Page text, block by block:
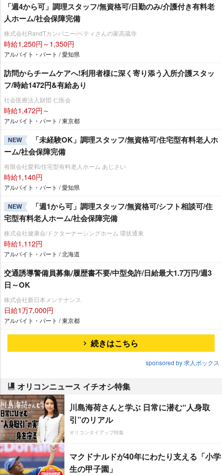
「週4から可」調理スタッフ/無資格可/日勤のみ/介護付き有料老
人ホーム/社会保障完備
株式会社RandTカンパニー/ベティさんの家高蔵寺
時給1,250円～1,350円
アルバイト・パート / 愛知県
訪問からチームケアへ!利用者様に深く寄り添う入所介護スタッ
フ/時給1472円&有給あり
社会医療法人財団 仁医会
時給1,472円～
アルバイト・パート / 東京都
NEW
「未経験OK」調理スタッフ/無資格可/住宅型有料老人ホ
ーム/社会保障完備
有限会社愛和/住宅型有料老人ホーム あじさい
時給1,140円
アルバイト・パート / 愛知県
NEW
「週1から可」調理スタッフ/無資格可/シフト相談可/住
宅型有料老人ホーム/社会保障完備
株式会社健康会/ドクターナーシングホーム 環状通東
時給1,112円
アルバイト・パート / 北海道
交通誘導警備員募集/履歴書不要/中型免許/日給最大1.7万円/週3
日～OK
株式会社新日本メンテナンス
日給1万7,000円
アルバイト・パート / 東京都
続きはこちら
sponsored by 求人ボックス
オリコンニュース イチオシ特集
川島海荷さんと学ぶ 日常に潜む“人身取
引”のリアル
オリコンタイアップ特集
マクドナルドが40年にわたり支える「小学
生の甲子園」